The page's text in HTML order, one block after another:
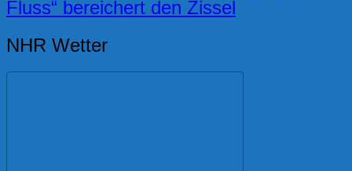
Fluss“ bereichert den Zissel
NHR Wetter